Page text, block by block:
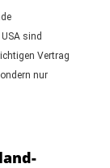
sind
Vertrag
nur